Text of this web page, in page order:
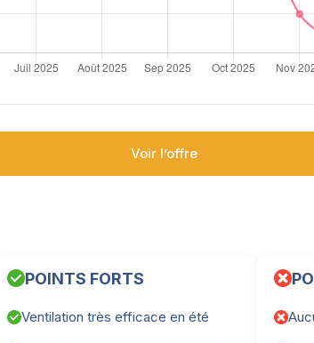
Voir l’offre
POINTS FORTS
Ventilation très efficace en été